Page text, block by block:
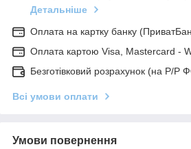
Детальніше
Оплата на картку банку
Оплата картою Visa, Mastercard -
Безготівковий розрахунок (на Р/Р
Всі умови оплати
Умови повернення